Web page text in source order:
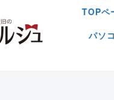
TOPペ
パソ